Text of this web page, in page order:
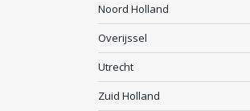
Noord Holland
Overijssel
Utrecht
Zuid Holland